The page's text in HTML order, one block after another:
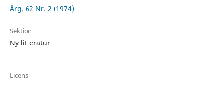
Årg. 62 Nr. 2 (1974)
Sektion
Ny litteratur
Licens